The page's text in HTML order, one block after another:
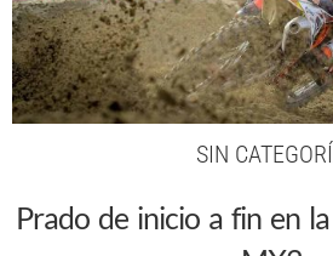
SIN
Prado de inicio a fin en